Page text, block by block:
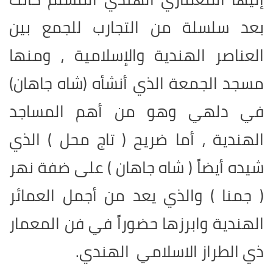
بعد سلسلة من التجارب للجمع بين
العناصر الهندية والإسلامية ، ومنها
مسجد الجمعة الذي أنشأه (شاه جاهان)
في دلهي وهو من أهم المساجد
الهندية ، أما ضريح ( تاج محل ) الذي
شيده أيضاً ( شاه جاهان ) على ضفة نهر
( جمنا ) والذي يعد من أجمل العمائر
الهندية وابرزها حضوراً في فن المعمار
ذي الطراز الاسلامي الهندي.